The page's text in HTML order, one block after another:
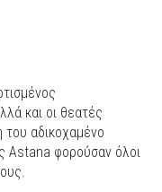
και οι θεατές
αδικοχαμένο
Astana φορούσαν όλοι